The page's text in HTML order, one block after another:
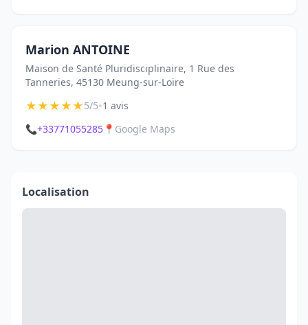
Marion ANTOINE
Maison de Santé Pluridisciplinaire, 1 Rue des
Tanneries, 45130 Meung-sur-Loire
★★★★★5/5•1 avis
📞+33771055285 📍 Google Maps
Localisation